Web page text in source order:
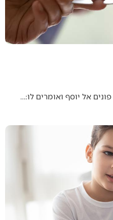
אל יוסף ואומרים לו:…